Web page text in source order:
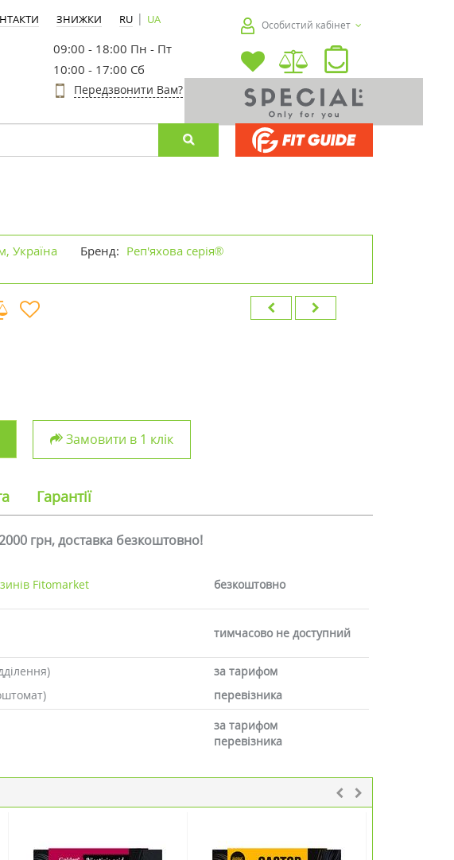
ЗНИЖКИ RU | UA
09:00 - 18:00 Пн - Пт
10:00 - 17:00 Сб
Передзвонити Вам?
Особистий кабінет
Україна Бренд: Реп'яхова серія®
Замовити в 1 клік
Гарантії
грн, доставка безкоштовно!
Fitomarket безкоштовно
тимчасово не доступний
за тарифом
перевізника
за тарифом
перевізника